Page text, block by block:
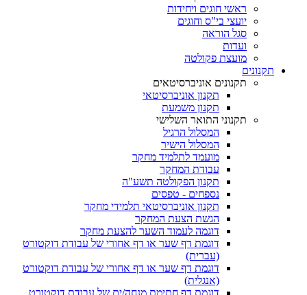
ראשי חוגים ויחידות
יועצי בי"ס וחוגים
סגל הוראה
ועדות
מועצת פקולטה
תקנונים
תקנונים אוניברסיטאים
תקנון אוניברסיטאי
תקנון משמעת
תקנוני התואר השלישי
המסלול הרגיל
המסלול הישיר
מועמד לתלמיד מחקר
עבודת המחקר
תקנון הפקולטה תשע"ה
נספחים - טפסים
תקנון אוניברסיטאי תלמידי מחקר
הגשת הצעת המחקר
דוגמה לעמוד השער להצעת מחקר
דוגמת דף שער או דף אחורי של עבודת דוקטורט
(עברית)
דוגמת דף שער או דף אחורי של עבודת דוקטורט
(אנגלית)
דוגמת דף חתימת מנחה/ים של עבודת דוקטורט